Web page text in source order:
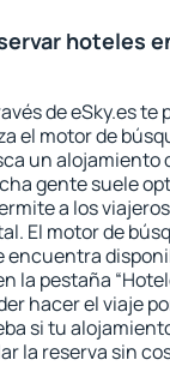
hoteles
de eSky.es te
el motor de
un alojamiento
gente suele
a los
El motor de
encuentra
la pestaña
hacer el viaje
si tu
la reserva sin